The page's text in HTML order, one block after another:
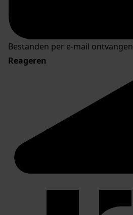
Bestanden per e-mail ontvangen
Reageren